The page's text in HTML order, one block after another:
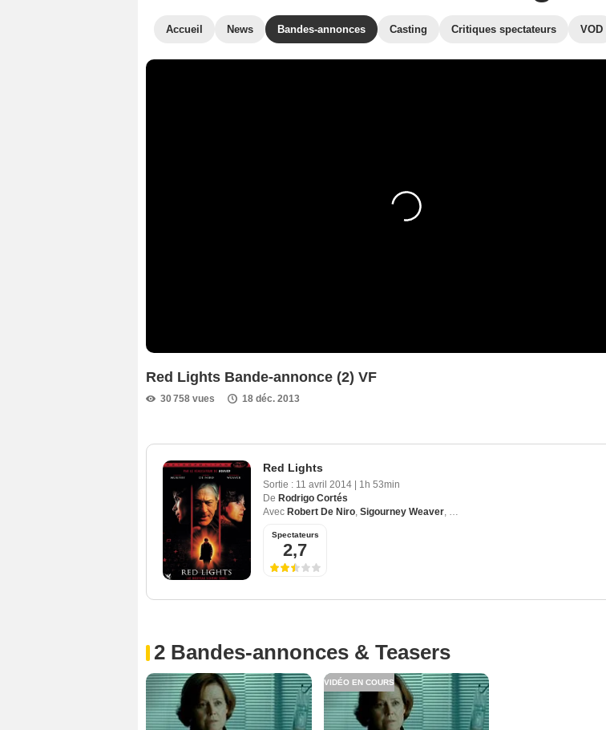
Accueil News Bandes-annonces Casting Critiques spectateurs VOD
Red Lights Bande-annonce (2) VF
30 758 vues 18 déc. 2013
Red Lights
Sortie : 11 avril 2014
1h 53min
De Rodrigo Cortés
Avec Robert De Niro, Sigourney Weaver, Cillian Murphy
Spectateurs
2,7
2 Bandes-annonces & Teasers
VIDÉO EN COURS